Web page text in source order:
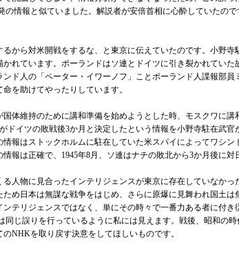
情報と似ていました。解説者が安倍首相に心酔していたの
ら対米開戦をするな、と東京に伝えていたのです。小野寺
れています。ポーランドはソ連とドイツに引き裂かれてい
ド人の「ペーター・イワーノフ」ことポーランド人諜報部
命を助けてやったりしています。
維持のために講和準備を始めようとした時、モスクワに講
ドイツの敗戦後3か月と決定したという情報を小野寺駐在武
報はストックホルムに駐在していた米スパイによってワシ
報は正確で、1945年8月、ソ連はナチの敗北から3か月後に
物に見合ったインテリジェンスが東京に存在していなかっ
め日本は無謀な戦争をはじめ、さらに原爆に見舞われ国土
テリジェンスではなく、単にその時々で一番力ある者に付
じ誤りを行っているように私には見えます。戦後、昭和の
のNHKを取り戻す決意をしてほしいものです。